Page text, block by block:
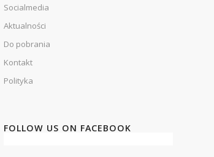
Socialmedia
Aktualności
Do pobrania
Kontakt
Polityka
FOLLOW US ON FACEBOOK